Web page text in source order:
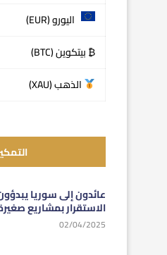
اليورو (EUR)
₿ بيتكوين (BTC)
الذهب (XAU)
عائدون إلى سوريا
الاستقرار بمشاريع
02/04/2025